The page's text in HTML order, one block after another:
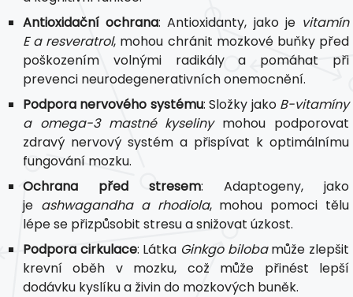
Antioxidační ochrana: Antioxidanty, jako je vitamín
E a resveratrol, mohou chránit mozkové buňky před
poškozením volnými radikály a pomáhat při
prevenci neurodegenerativních onemocnění.
Podpora nervového systému: Složky jako B-vitamíny
a omega-3 mastné kyselinymohou podporovat
zdravý nervový systém a přispívat k optimálnímu
fungování mozku.
Ochrana před stresem: Adaptogeny, jako
je ashwagandha a rhodiola, mohou pomoci tělu
lépe se přizpůsobit stresu a snižovat úzkost.
Podpora cirkulace: Látka Ginkgo bilobamůže zlepšit
krevní oběh v mozku, což může přinést lepší
dodávku kyslíku a živin do mozkových buněk.